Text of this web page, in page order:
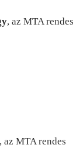
, az MTA rendes
, az MTA rendes